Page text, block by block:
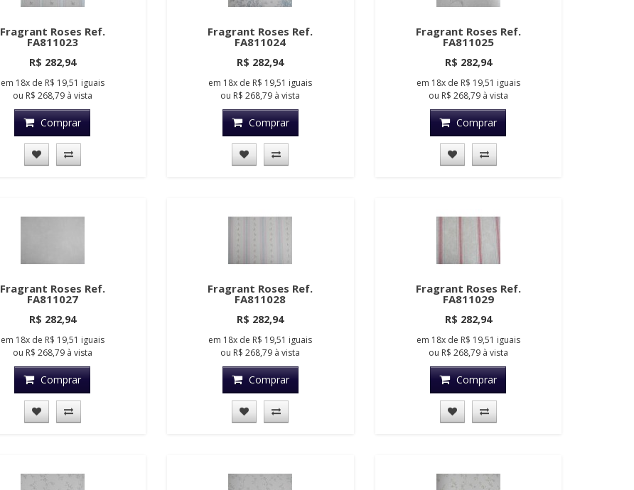
Fragrant Roses Ref.
FA811023
R$ 282,94
em 18xde R$ 19,51 iguais
ou R$ 268,79à vista
Comprar
Fragrant Roses Ref.
FA811024
R$ 282,94
em 18x de R$ 19,51 iguais
ou R$ 268,79 à vista
Comprar
Fragrant Roses Ref.
FA811025
R$ 282,94
em 18xde R$ 19,51 iguais
ou R$ 268,79à vista
Comprar
Fragrant Roses Ref.
FA811027
R$ 282,94
em 18xde R$ 19,51 iguais
ou R$ 268,79à vista
Comprar
Fragrant Roses Ref.
FA811028
R$ 282,94
em 18x de R$ 19,51 iguais
ou R$ 268,79 à vista
Comprar
Fragrant Roses Ref.
FA811029
R$ 282,94
em 18xde R$ 19,51 iguais
ou R$ 268,79à vista
Comprar